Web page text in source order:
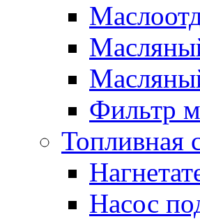
Фильтр
Топливная
Насос